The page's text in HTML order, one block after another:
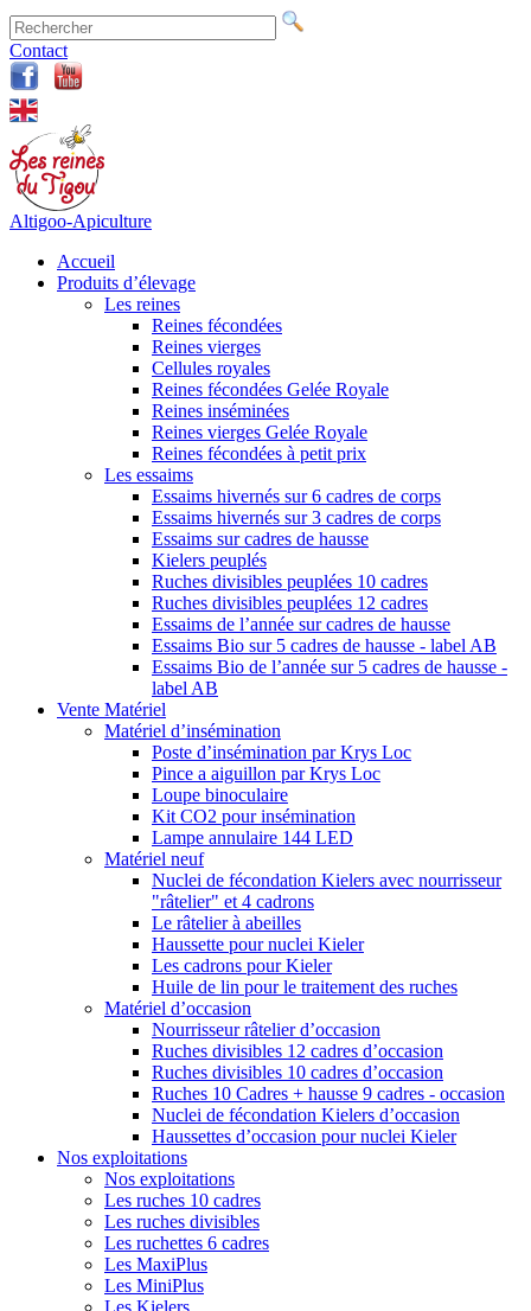
Contact
Altigoo-Apiculture
Accueil
Produits d’élevage
Les reines
Reines fécondées
Reines vierges
Cellules royales
Reines fécondées Gelée Royale
Reines inséminées
Reines vierges Gelée Royale
Reines fécondées à petit prix
Les essaims
Essaims hivernés sur 6 cadres de corps
Essaims hivernés sur 3 cadres de corps
Essaims sur cadres de hausse
Kielers peuplés
Ruches divisibles peuplées 10 cadres
Ruches divisibles peuplées 12 cadres
Essaims de l’année sur cadres de hausse
Essaims Bio sur 5 cadres de hausse - label AB
Essaims Bio de l’année sur 5 cadres de hausse -
label AB
Vente Matériel
Matériel d’insémination
Poste d’insémination par Krys Loc
Pince a aiguillon par Krys Loc
Loupe binoculaire
Kit CO2 pour insémination
Lampe annulaire 144 LED
Matériel neuf
Nuclei de fécondation Kielers avec nourrisseur
"râtelier" et 4 cadrons
Le râtelier à abeilles
Haussette pour nuclei Kieler
Les cadrons pour Kieler
Huile de lin pour le traitement des ruches
Matériel d’occasion
Nourrisseur râtelier d’occasion
Ruches divisibles 12 cadres d’occasion
Ruches divisibles 10 cadres d’occasion
Ruches 10 Cadres + hausse 9 cadres - occasion
Nuclei de fécondation Kielers d’occasion
Haussettes d’occasion pour nuclei Kieler
Nos exploitations
Nos exploitations
Les ruches 10 cadres
Les ruches divisibles
Les ruchettes 6 cadres
Les MaxiPlus
Les MiniPlus
Les Kielers